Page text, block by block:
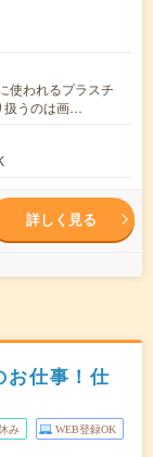
使われるプラスチ
扱うのは画…
詳しく見る
お仕事！仕
み WEB登録OK